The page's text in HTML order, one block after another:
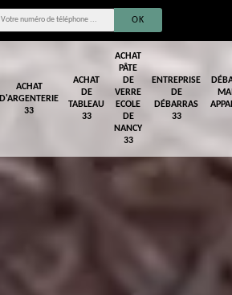
ACHAT
D'ARGENTERIE
33
ACHAT
DE
TABLEAU
33
ACHAT
PÂTE
DE
VERRE
ECOLE
DE
NANCY
33
ENTREPRISE
DE
DÉBARRAS
33